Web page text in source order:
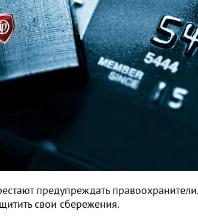
предупреждать
свои сбережения.